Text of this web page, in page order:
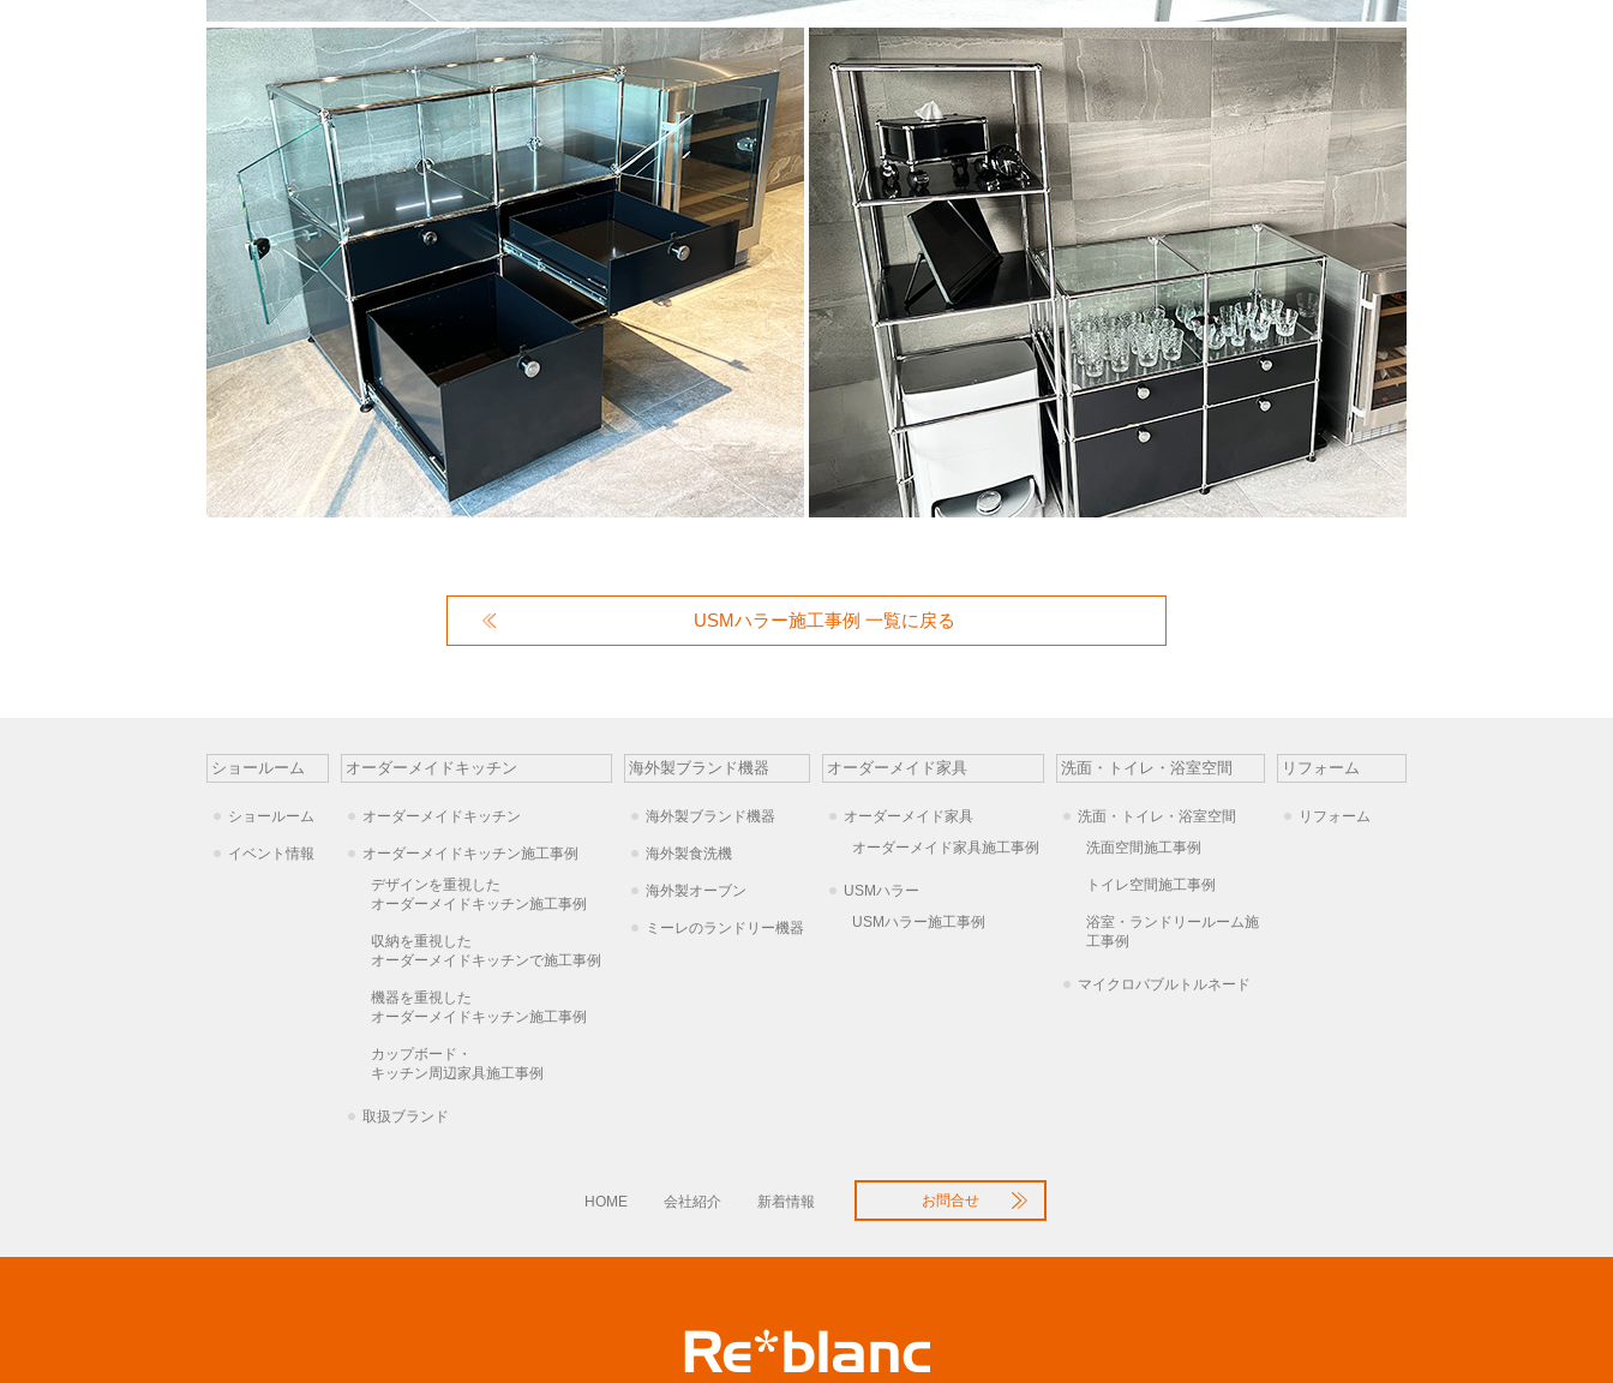
USMハラー施工事例 一覧に戻る
ショールーム
ショールーム
イベント情報
オーダーメイドキッチン
オーダーメイドキッチン
オーダーメイドキッチン施工事例
デザインを重視した
オーダーメイドキッチン施工事例
収納を重視した
オーダーメイドキッチンで施工事例
機器を重視した
オーダーメイドキッチン施工事例
カップボード・
キッチン周辺家具施工事例
取扱ブランド
海外製ブランド機器
海外製ブランド機器
海外製食洗機
海外製オーブン
ミーレのランドリー機器
オーダーメイド家具
オーダーメイド家具
オーダーメイド家具施工事例
USMハラー
USMハラー施工事例
洗面・トイレ・浴室空間
洗面・トイレ・浴室空間
洗面空間施工事例
トイレ空間施工事例
浴室・ランドリールーム施
工事例
マイクロバブルトルネード
リフォーム
リフォーム
HOME 会社紹介 新着情報 お問合せ